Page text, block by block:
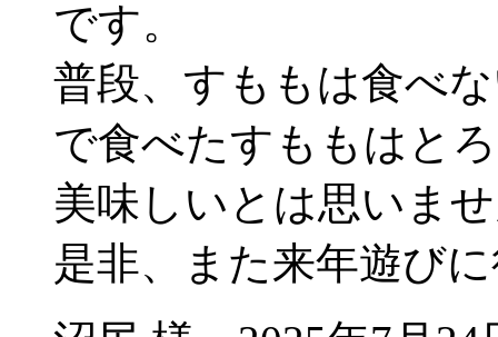
です。
普段、すももは食べ
で食べたすももはと
美味しいとは思いま
是非、また来年遊び